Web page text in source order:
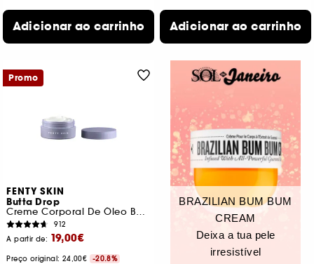
Adicionar ao carrinho Adicionar ao carrinho
FENTY SKIN
Butta Drop
Creme Corporal De Óleo Batido
912
A partir de: 19,00€
Preço original: 24,00€
-20.8%
Promo
BRAZILIAN BUM BUM
CREAM
Deixa a tua pele
irresistível